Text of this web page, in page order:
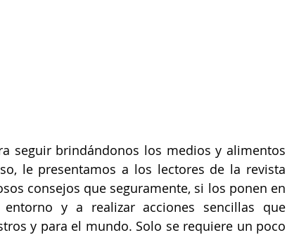
seguir brindándonos los medios y alimentos
le presentamos a los lectores de la revista
consejos que seguramente, si los ponen en
y a realizar acciones sencillas que
y para el mundo. Solo se requiere un poco